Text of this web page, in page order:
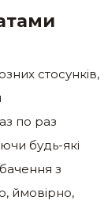
стосунків,
по раз
будь-які
з
ймовірно,